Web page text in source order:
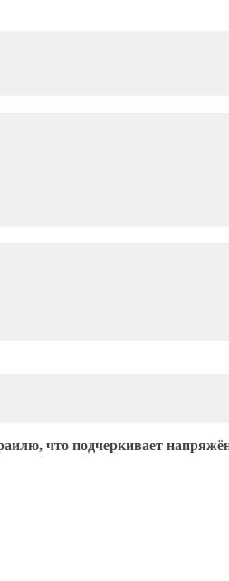
что подчеркивает